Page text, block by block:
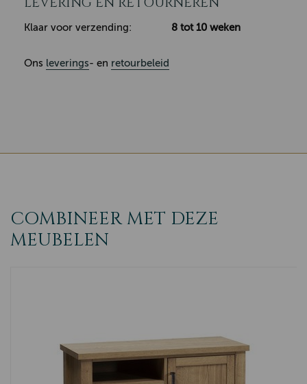
Klaar voor verzending: 8 tot 10 weken
Ons leverings- en retourbeleid
COMBINEER MET DEZE
MEUBELEN